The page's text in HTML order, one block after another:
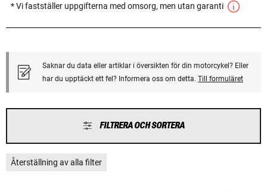
* Vi fastställer uppgifterna med omsorg, men utan garanti
Saknar du data eller artiklar i översikten för din motorcykel? Eller
har du upptäckt ett fel? Informera oss om detta. Till formuläret
FILTRERA OCH SORTERA
Återställning av alla filter